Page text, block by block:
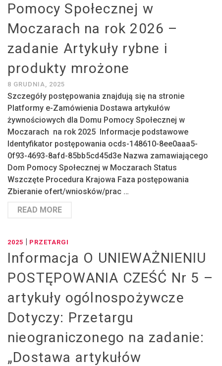
Pomocy Społecznej w
Moczarach na rok 2026 –
zadanie Artykuły rybne i
produkty mrożone
8 GRUDNIA, 2025
Szczegóły postępowania znajdują się na stronie
Platformy e-Zamówienia Dostawa artykułów
żywnościowych dla Domu Pomocy Społecznej w
Moczarach na rok 2025 Informacje podstawowe
Identyfikator postępowania ocds-148610-8ee0aaa5-
0f93-4693-8afd-85bb5cd45d3e Nazwa zamawiającego
Dom Pomocy Społecznej w Moczarach Status
Wszczęte Procedura Krajowa Faza postępowania
Zbieranie ofert/wniosków/prac …
READ MORE
2025 | PRZETARGI
Informacja O UNIEWAŻNIENIU
POSTĘPOWANIA CZEŚĆ Nr 5 –
artykuły ogólnospożywcze
Dotyczy: Przetargu
nieograniczonego na zadanie:
„Dostawa artykułów